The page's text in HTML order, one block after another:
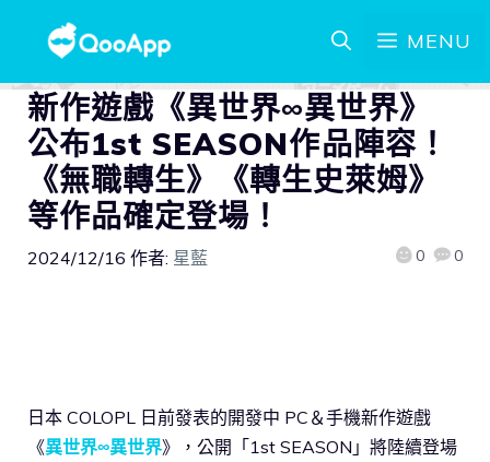
MENU
新作遊戲《異世界∞異世界》
公布1st SEASON作品陣容！
《無職轉生》《轉生史萊姆》
等作品確定登場！
2024/12/16 作者: 星藍 0 0
日本 COLOPL 日前發表的開發中 PC＆手機新作遊戲
《異世界∞異世界》，公開「1st SEASON」將陸續登場